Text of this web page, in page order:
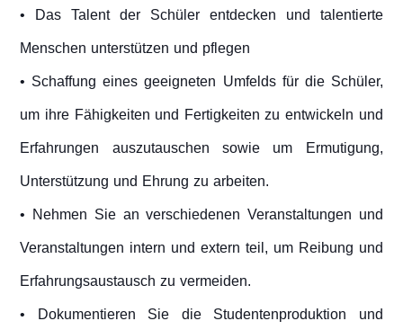
• Das Talent der Schüler entdecken und talentierte
Menschen unterstützen und pflegen
• Schaffung eines geeigneten Umfelds für die Schüler,
um ihre Fähigkeiten und Fertigkeiten zu entwickeln und
Erfahrungen auszutauschen sowie um Ermutigung,
Unterstützung und Ehrung zu arbeiten.
• Nehmen Sie an verschiedenen Veranstaltungen und
Veranstaltungen intern und extern teil, um Reibung und
Erfahrungsaustausch zu vermeiden.
• Dokumentieren Sie die Studentenproduktion und